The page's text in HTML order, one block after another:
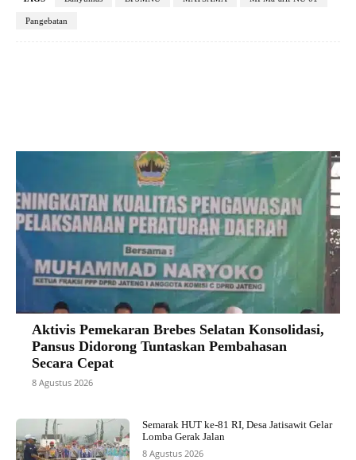
Pangebatan
Aktivis Pemekaran Brebes Selatan Konsolidasi,
Pansus Didorong Tuntaskan Pembahasan
Secara Cepat
8 Agustus 2026
Semarak HUT ke-81 RI, Desa Jatisawit Gelar
Lomba Gerak Jalan
8 Agustus 2026